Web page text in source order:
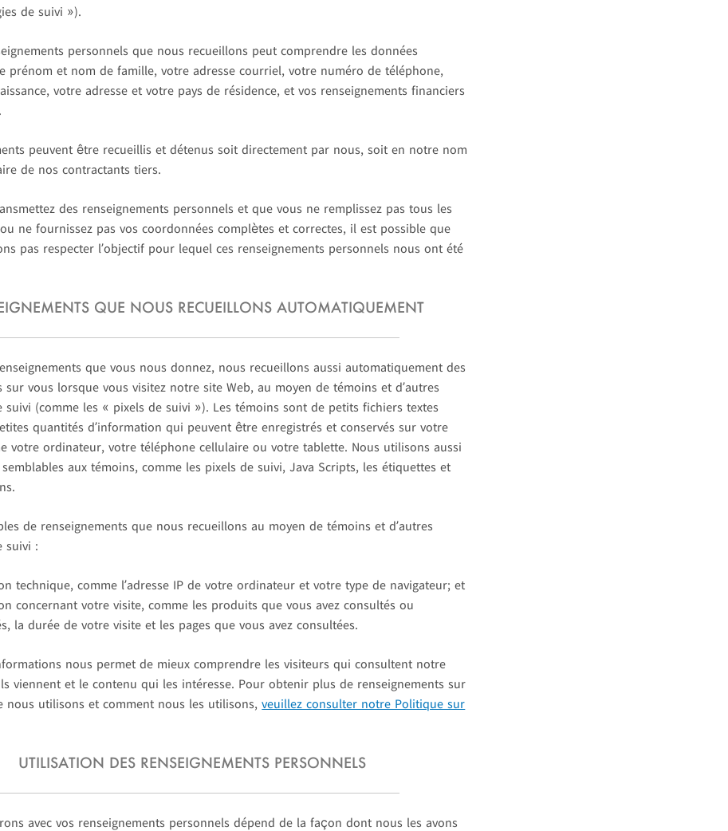
de suivi »).
personnels que nous recueillons peut comprendre les données
prénom et nom de famille, votre adresse courriel, votre numéro de téléphone,
votre adresse et votre pays de résidence, et vos renseignements financiers
peuvent être recueillis et détenus soit directement par nous, soit en notre nom
de nos contractants tiers.
des renseignements personnels et que vous ne remplissez pas tous les
ne fournissez pas vos coordonnées complètes et correctes, il est possible que
pas respecter l’objectif pour lequel ces renseignements personnels nous ont été
QUE NOUS RECUEILLONS AUTOMATIQUEMENT
que vous nous donnez, nous recueillons aussi automatiquement des
sur vous lorsque vous visitez notre site Web, au moyen de témoins et d’autres
suivi (comme les « pixels de suivi »). Les témoins sont de petits fichiers textes
quantités d’information qui peuvent être enregistrés et conservés sur votre
votre ordinateur, votre téléphone cellulaire ou votre tablette. Nous utilisons aussi
aux témoins, comme les pixels de suivi, Java Scripts, les étiquettes et
de renseignements que nous recueillons au moyen de témoins et d’autres
suivi :
technique, comme l’adresse IP de votre ordinateur et votre type de navigateur; et
concernant votre visite, comme les produits que vous avez consultés ou
la durée de votre visite et les pages que vous avez consultées.
nous permet de mieux comprendre les visiteurs qui consultent notre
viennent et le contenu qui les intéresse. Pour obtenir plus de renseignements sur
nous utilisons et comment nous les utilisons,veuillez consulter notre Politique sur
UTILISATION DES RENSEIGNEMENTS PERSONNELS
avec vos renseignements personnels dépend de la façon dont nous les avons